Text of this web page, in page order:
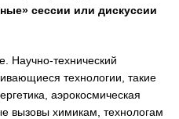
сессии или дискуссии
Научно-технический
технологии, такие
аэрокосмическая
вызовы химикам, технологам